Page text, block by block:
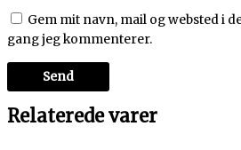
Gem mit navn, mail og websted i
gang jeg kommenterer.
Relaterede varer